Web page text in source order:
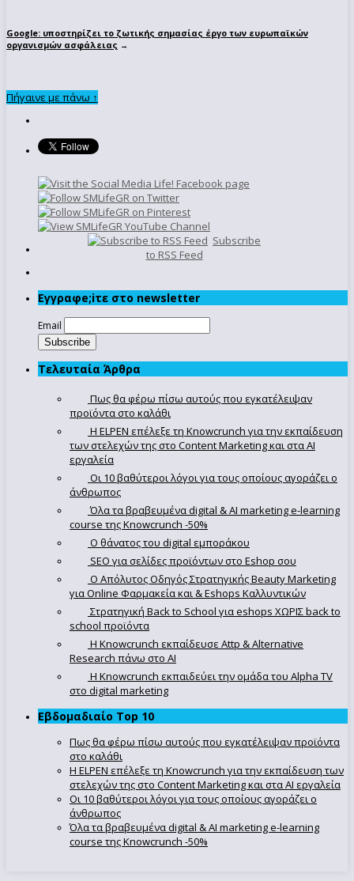
Google: υποστηρίζει το ζωτικής σημασίας έργο των ευρωπαϊκών
οργανισμών ασφάλειας →
Πήγαινε με πάνω ↑
Subscribe
to RSS Feed
Εγγραφe;iτε στο newsletter
Email
Τελευταία Άρθρα
Πως θα φέρω πίσω αυτούς που εγκατέλειψαν
προϊόντα στο καλάθι
Η ELPEN επέλεξε τη Knowcrunch για την εκπαίδευση
των στελεχών της στο Content Marketing και στα AI
εργαλεία
Οι 10 βαθύτεροι λόγοι για τους οποίους αγοράζει ο
άνθρωπος
Όλα τα βραβευμένα digital & AI marketing e-learning
course της Knowcrunch -50%
Ο θάνατος του digital εμποράκου
SEO για σελίδες προϊόντων στο Eshop σου
Ο Απόλυτoς Οδηγός Στρατηγικής Beauty Marketing
για Online Φαρμακεία και & Eshops Καλλυντικών
Στρατηγική Back to School για eshops ΧΩΡΙΣ back to
school προϊόντα
Η Knowcrunch εκπαίδευσε Attp & Alternative
Research πάνω στο ΑΙ
Η Knowcrunch εκπαιδεύει την ομάδα του Alpha TV
στο digital marketing
Εβδομαδιαίο Top 10
Πως θα φέρω πίσω αυτούς που εγκατέλειψαν προϊόντα
στο καλάθι
Η ELPEN επέλεξε τη Knowcrunch για την εκπαίδευση των
στελεχών της στο Content Marketing και στα AI εργαλεία
Οι 10 βαθύτεροι λόγοι για τους οποίους αγοράζει ο
άνθρωπος
Όλα τα βραβευμένα digital & AI marketing e-learning
course της Knowcrunch -50%